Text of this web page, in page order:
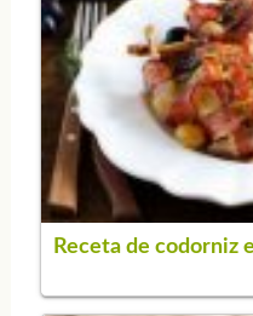
Receta de codorniz